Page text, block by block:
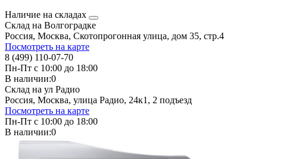
Наличие на складах
Склад на Волгоградке
Россия, Москва, Скотопрогонная улица, дом 35, стр.4
Посмотреть на карте
8 (499) 110-07-70
Пн-Пт с 10:00 до 18:00
В наличии:0
Склад на ул Радио
Россия, Москва, улица Радио, 24к1, 2 подъезд
Посмотреть на карте
Пн-Пт с 10:00 до 18:00
В наличии:0